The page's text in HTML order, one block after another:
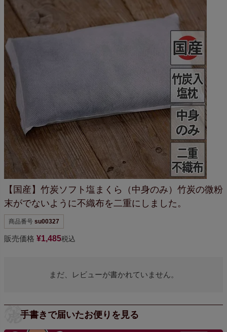
【国産】竹炭ソフト塩まくら（中身のみ） 竹炭の微粉
末がでないように不織布を二重にしました。
商品番号 su00327
販売価格 ¥1,485税込
まだ、レビューが書かれていません。
手書きで届いたお便りを見る